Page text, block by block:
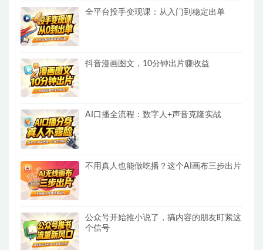
全平台投手变现课：从入门到稳定出单
抖音漫画图文，10分钟出片赚收益
AI口播全流程：数字人+声音克隆实战
不用真人也能做吃播？这个AI画布三步出片
公众号开始推小说了，搞内容的朋友盯紧这
个信号